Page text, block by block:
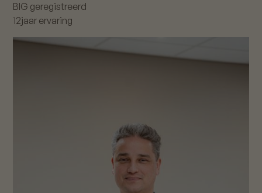
BIG geregistreerd
12jaar ervaring